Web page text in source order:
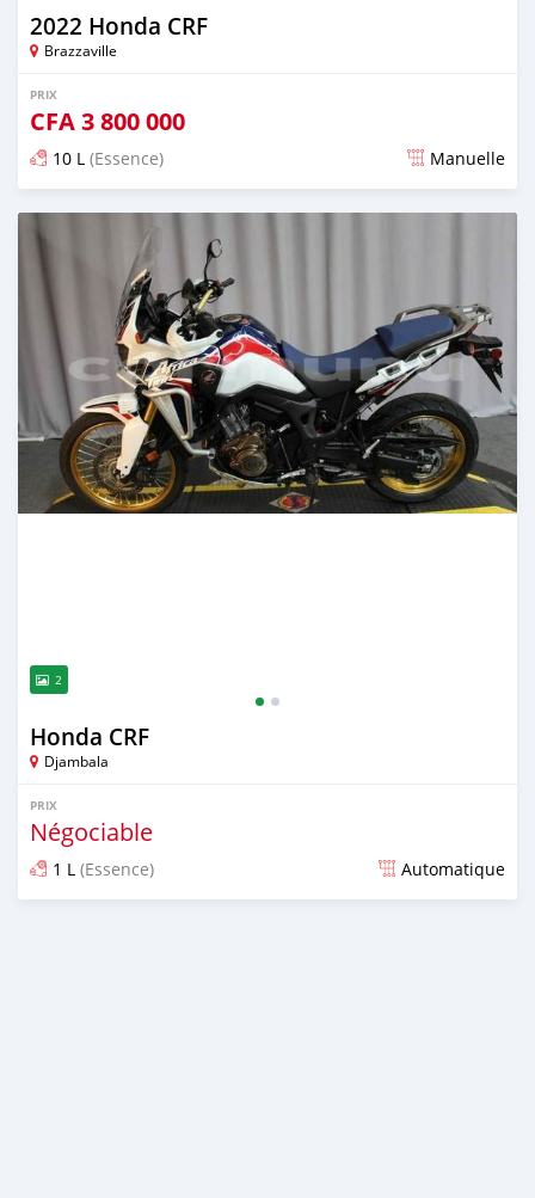
2022 Honda CRF
Brazzaville
PRIX
CFA3 800 000
10 L (Essence) Manuelle
Publié il y a environ 4 ans
2
Honda CRF
Djambala
PRIX
Négociable
1 L (Essence) Automatique